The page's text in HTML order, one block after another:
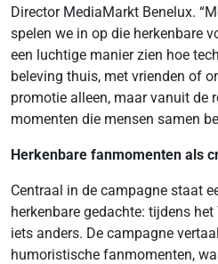
Director MediaMarkt Benelux.
spelen we in op die herkenbare
een luchtige manier zien hoe
beleving thuis, met vrienden of
promotie alleen, maar vanuit de
momenten die mensen samen
Herkenbare fanmomenten als
Centraal in de campagne staat
herkenbare gedachte: tijdens
iets anders. De campagne
humoristische fanmomenten,